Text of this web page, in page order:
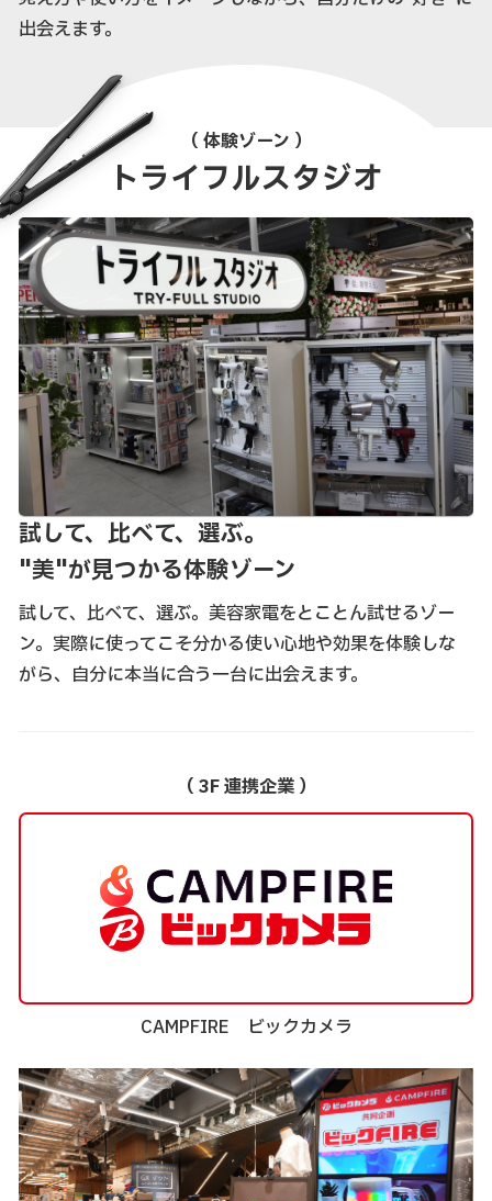
出会えます。
（ 体験ゾーン ）
トライフルスタジオ
試して、比べて、選ぶ。
"美"が見つかる体験ゾーン
試して、比べて、選ぶ。美容家電をとことん試せるゾー
ン。実際に使ってこそ分かる使い心地や効果を体験しな
がら、自分に本当に合う一台に出会えます。
（ 3F 連携企業 ）
CAMPFIRE ビックカメラ